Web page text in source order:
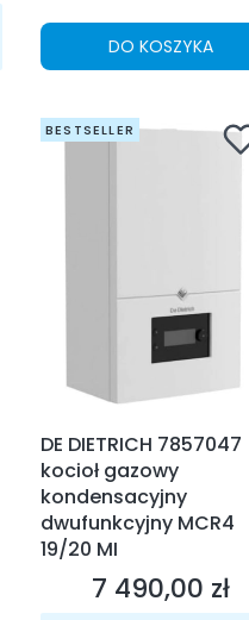
DO KOSZYKA
BESTSELLER
DE DIETRICH 7857047
kocioł gazowy
kondensacyjny
dwufunkcyjny MCR4
19/20 MI
Cena
7 490,00 zł